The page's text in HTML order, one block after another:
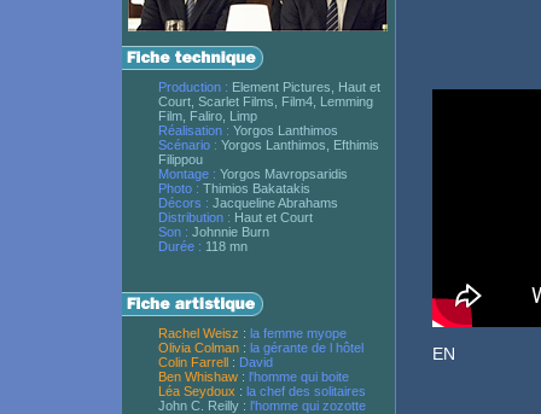
Production : Element Pictures, Haut et
Court, Scarlet Films, Film4, Lemming
Film, Faliro, Limp
Réalisation : Yorgos Lanthimos
Scénario : Yorgos Lanthimos, Efthimis
Filippou
Montage : Yorgos Mavropsaridis
Photo : Thimios Bakatakis
Décors : Jacqueline Abrahams
Distribution : Haut et Court
Son : Johnnie Burn
Durée : 118 mn
Rachel Weisz : la femme myope
Olivia Colman : la gérante de l hôtel
Colin Farrell : David
Ben Whishaw : l'homme qui boite
Léa Seydoux : la chef des solitaires
John C. Reilly : l'homme qui zozotte
EN